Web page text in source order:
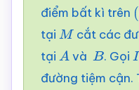
điểm bất kì trên (
tại M cắt các
tại A vàB . Gọi I
đường tiệm cận.